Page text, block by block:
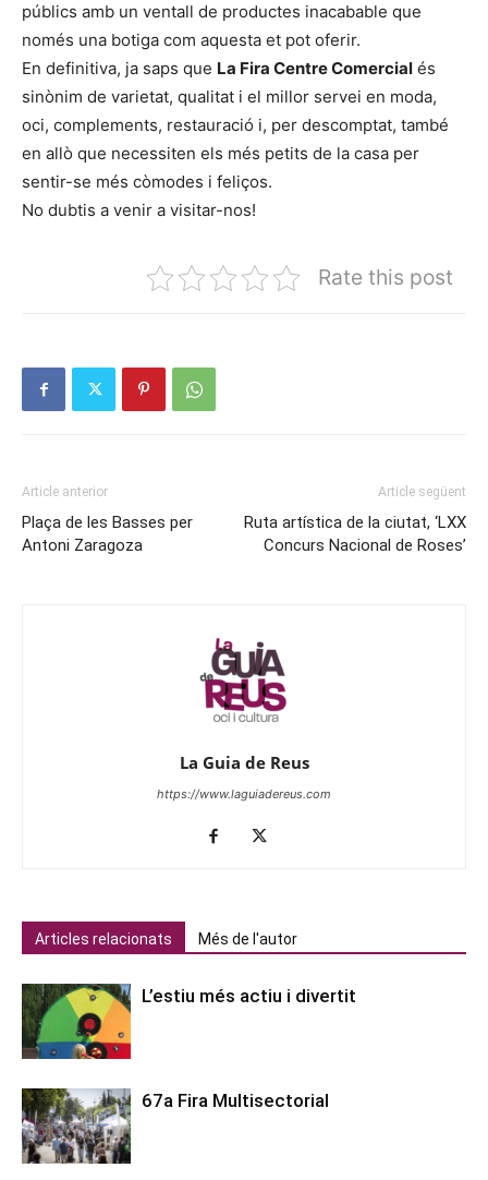
públics amb un ventall de productes inacabable que
només una botiga com aquesta et pot oferir.
En definitiva, ja saps que La Fira Centre Comercial és
sinònim de varietat, qualitat i el millor servei en moda,
oci, complements, restauració i, per descomptat, també
en allò que necessiten els més petits de la casa per
sentir-se més còmodes i feliços.
No dubtis a venir a visitar-nos!
Rate this post
Article anterior
Plaça de les Basses per
Antoni Zaragoza
Article següent
Ruta artística de la ciutat, ‘LXX
Concurs Nacional de Roses’
La Guia de Reus
https://www.laguiadereus.com
Articles relacionats Més de l'autor
L’estiu més actiu i divertit
67a Fira Multisectorial